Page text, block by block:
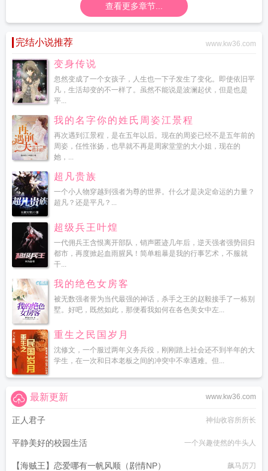
查看更多章节...
完结小说推荐 www.kw36.com
变身传说
忽然变成了一个女孩子，人生也一下子发生了变化。即使依旧平
凡，生活却变的不一样了。虽然不能说是波澜起伏，但是也是
平...
我的名字你的姓氏周姿江景程
再次遇到江景程，是在五年以后。现在的周姿已经不是五年前的
周姿，任性张扬，也早就不再是周家堂堂的大小姐，现在的
她，...
超凡贵族
一个小人物穿越到强者为尊的世界。什么才是决定命运的力量？
超凡？还是平凡？...
超级兵王叶煌
一代佣兵王含恨离开部队，销声匿迹几年后，逆天强者强势回归
都市，再度掀起血雨腥风！简单粗暴是我的行事艺术，不服就
干...
我的绝色女房客
被无数强者誉为当代最强的神话，杀手之王的赵毅接手了一栋别
墅。好吧，既然如此，那便看我如何在各色美女中左...
重生之民国岁月
沈修文，一个服过两年义务兵役，刚刚踏上社会还不到半年的大
学生，在一次和日本老板之间的冲突中不幸遇难。但...
www.kw36.com
最新更新
正人君子 神仙收容所所长
平静美好的校园生活 一个兴趣使然的牛头人
【海贼王】恋爱哪有一帆风顺（剧情NP） 飙马厉刀